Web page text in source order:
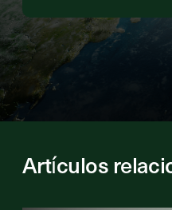
Artículos